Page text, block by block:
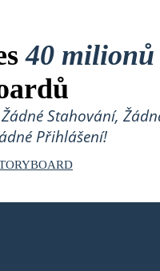
40 milionů
Stahování,
Přihlášení!